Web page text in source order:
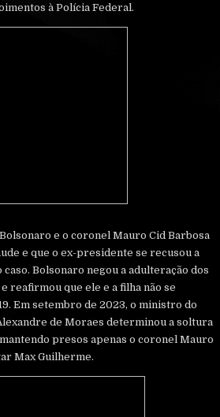
à Polícia Federal.
e o coronel Mauro Cid Barbosa
e que o ex-presidente se recusou a
Bolsonaro negou a adulteração dos
reafirmou que ele e a filha não se
Em setembro de 2023, o ministro do
de Moraes determinou a soltura
presos apenas o coronel Mauro
Max Guilherme.